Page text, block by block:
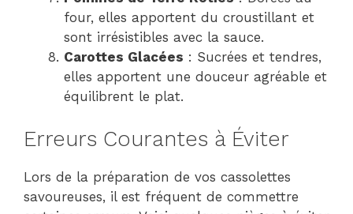
four, elles apportent du croustillant et
sont irrésistibles avec la sauce.
Carottes Glacées : Sucrées et tendres,
elles apportent une douceur agréable et
équilibrent le plat.
Erreurs Courantes à Éviter
Lors de la préparation de vos cassolettes
savoureuses, il est fréquent de commettre